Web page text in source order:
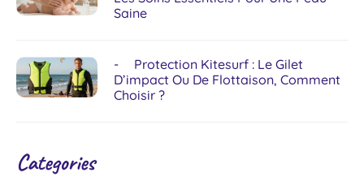
Saine
Protection Kitesurf : Le Gilet
D’impact Ou De Flottaison, Comment
Choisir ?
Categories